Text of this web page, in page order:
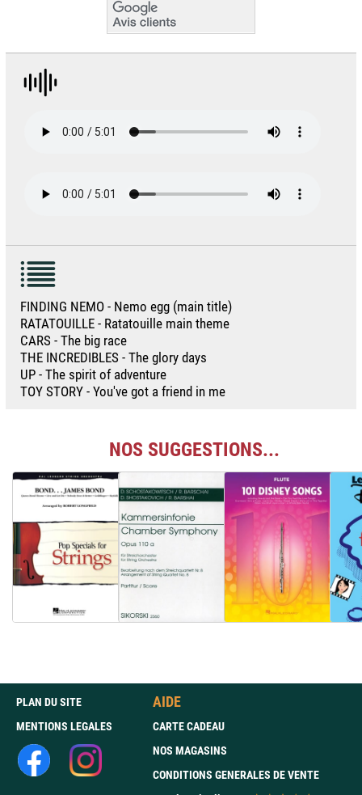
FINDING NEMO - Nemo egg (main title)
RATATOUILLE - Ratatouille main theme
CARS - The big race
THE INCREDIBLES - The glory days
UP - The spirit of adventure
TOY STORY - You've got a friend in me
NOS SUGGESTIONS...
PLAN DU SITE
MENTIONS LEGALES
AIDE
CARTE CADEAU
NOS MAGASINS
CONDITIONS GENERALES DE VENTE